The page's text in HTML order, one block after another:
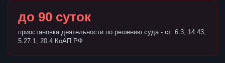
до 90 суток
приостановка деятельности по решению суда - ст. 6.3, 14.43,
5.27.1, 20.4 КоАП РФ